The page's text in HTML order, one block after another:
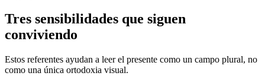
Tres sensibilidades que siguen
conviviendo
Estos referentes ayudan a leer el presente como un campo plural, no
como una única ortodoxia visual.